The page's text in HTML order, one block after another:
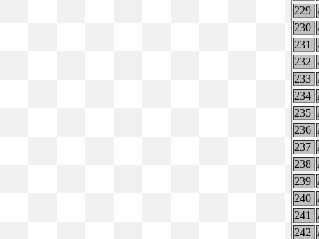
229
230
231
232
233
234
235
236
237
238
239
240
241
242